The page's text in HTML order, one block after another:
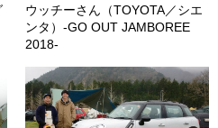
ウッチーさん（TOYOTA／シエ
ンタ）-GO OUT JAMBOREE
2018-